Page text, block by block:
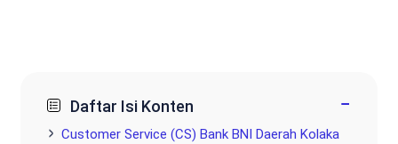
Daftar Isi Konten −
Customer Service (CS) Bank BNI Daerah Kolaka